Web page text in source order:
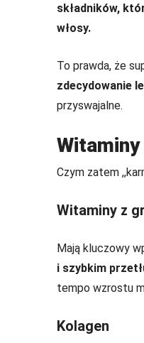
składników,
włosy.
To prawda, że
zdecydowanie
przyswajalne.
Witaminy
Czym zatem
Witaminy z
Mają kluczowy
i szybkim
tempo wzrostu
Kolagen